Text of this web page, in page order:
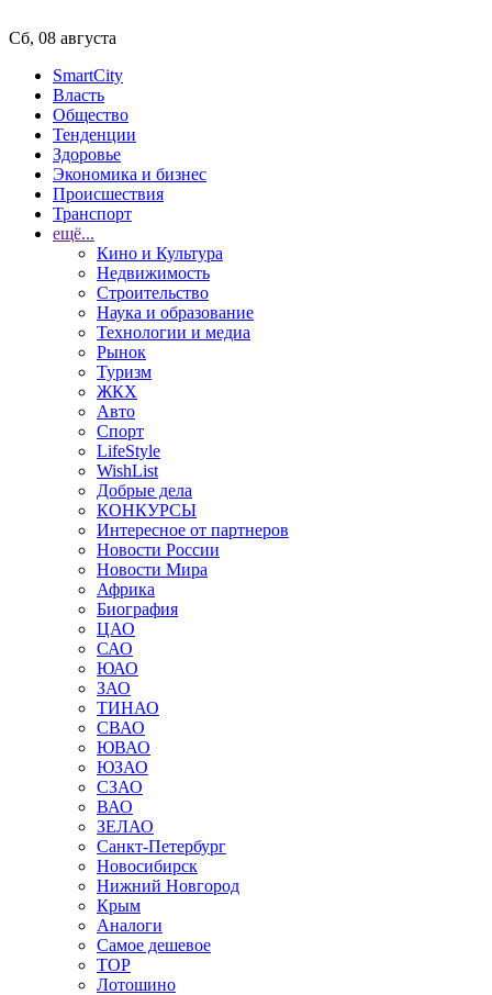
Сб, 08 августа
SmartCity
Власть
Общество
Тенденции
Здоровье
Экономика и бизнес
Происшествия
Транспорт
ещё...
Кино и Культура
Недвижимость
Строительство
Наука и образование
Технологии и медиа
Рынок
Туризм
ЖКХ
Авто
Спорт
LifeStyle
WishList
Добрые дела
КОНКУРСЫ
Интересное от партнеров
Новости России
Новости Мира
Африка
Биография
ЦАО
САО
ЮАО
ЗАО
ТИНАО
СВАО
ЮВАО
ЮЗАО
СЗАО
ВАО
ЗЕЛАО
Санкт-Петербург
Новосибирск
Нижний Новгород
Крым
Аналоги
Самое дешевое
TOP
Лотошино